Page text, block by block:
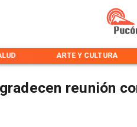
ARTE Y CULTURA
reunión